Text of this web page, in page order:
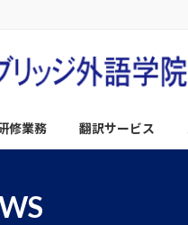
修業務 翻訳サービス